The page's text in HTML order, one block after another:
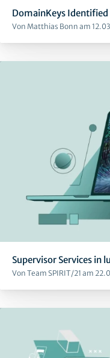
DomainKeys
Von Matthias Bonn am
Supervisor Services in
Von Team SPIRIT/21 am